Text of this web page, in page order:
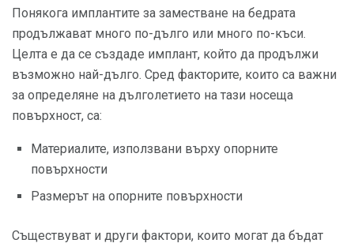
Понякога имплантите за заместване на бедрата
продължават много по-дълго или много по-къси.
Целта е да се създаде имплант, който да продължи
възможно най-дълго. Сред факторите, които са важни
за определяне на дълголетието на тази носеща
повърхност, са:
Материалите, използвани върху опорните
повърхности
Размерът на опорните повърхности
Съществуват и други фактори, които могат да бъдат